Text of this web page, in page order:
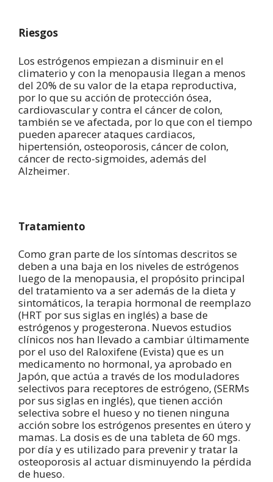
Riesgos
Los estrógenos empiezan a disminuir en el
climaterio y con la menopausia llegan a menos
del 20% de su valor de la etapa reproductiva,
por lo que su acción de protección ósea,
cardiovascular y contra el cáncer de colon,
también se ve afectada, por lo que con el tiempo
pueden aparecer ataques cardiacos,
hipertensión, osteoporosis, cáncer de colon,
cáncer de recto-sigmoides, además del
Alzheimer.
Tratamiento
Como gran parte de los síntomas descritos se
deben a una baja en los niveles de estrógenos
luego de la menopausia, el propósito principal
del tratamiento va a ser además de la dieta y
sintomáticos, la terapia hormonal de reemplazo
(HRT por sus siglas en inglés) a base de
estrógenos y progesterona. Nuevos estudios
clínicos nos han llevado a cambiar últimamente
por el uso del Raloxifene (Evista) que es un
medicamento no hormonal, ya aprobado en
Japón, que actúa a través de los moduladores
selectivos para receptores de estrógeno, (SERMs
por sus siglas en inglés), que tienen acción
selectiva sobre el hueso y no tienen ninguna
acción sobre los estrógenos presentes en útero y
mamas. La dosis es de una tableta de 60 mgs.
por día y es utilizado para prevenir y tratar la
osteoporosis al actuar disminuyendo la pérdida
de hueso.